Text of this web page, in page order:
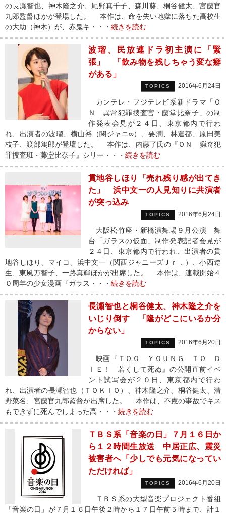
の長瀬智也、神木隆之介、尾野真千子、森川葵、桐谷健太、宮藤官
九郎監督ほかが登場した。 本作は、命を失い地獄に落ちた高校生
の大助（神木）が、赤鬼キ・・・ 続きを読む
波瑠、民放連ドラ初主演に「緊
張」 「飲み物を残しちゃう変な癖
がある」
TOPICS 2016年6月24日
カンテレ・フジテレビ系新ドラマ「Ｏ
Ｎ 異常犯罪捜査官・藤堂比奈子」の制
作発表会見が２４日、東京都内で行わ
れ、出演者の波瑠、横山裕（関ジャニ∞）、要潤、林遣都、原田美
枝子、渡部篤郎が登壇した。 本作は、内藤了氏の『ＯＮ 猟奇犯
罪捜査班・藤堂比奈子』シリー・・・ 続きを読む
貫地谷しほり「売れ残り感が出てき
た」 浜中文一の人見知りに共演者
が突っ込み
TOPICS 2016年6月24日
大阪松竹座・新橋演舞場９月公演 舞
台「ガラスの仮面」制作発表記者会見が
２４日、東京都内で行われ、出演者の貫
地谷しほり、マイコ、浜中文一（関西ジャニーズＪｒ．）、小西遼
生、東風万智子、一路真輝ほかが出席した。 本作は、連載開始４
０周年の少女漫画『ガラス・・・ 続きを読む
長瀬智也と桐谷健太、神木隆之介を
いじり倒す 「隆がどこにいるか分
からない」
TOPICS 2016年6月20日
映画『ＴＯＯ ＹＯＵＮＧ ＴＯ Ｄ
ＩＥ！ 若くして死ぬ』の公開直前イベ
ント試写会が２０日、東京都内で行わ
れ、出演者の長瀬智也（ＴＯＫＩＯ）、神木隆之介、桐谷健太、清
野菜名、宮藤官九郎監督が出席した。 本作は、不慮の事故でキス
もできずに死んでしまった高・・・ 続きを読む
ＴＢＳ系「音楽の日」７月１６日か
ら１２時間生放送 中居正広、震災
被害者へ「少しでも元気になってい
ただければ」
TOPICS 2016年6月20日
ＴＢＳ系の大型音楽プロジェクト番組
「音楽の日」が７月１６日午後２時から１７日午前５時まで、計１